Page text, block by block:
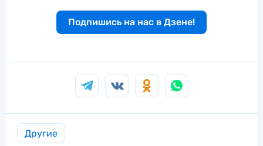
Подпишись на нас в Дзене!
Другие